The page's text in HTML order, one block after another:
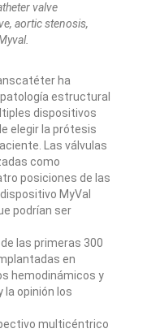
valve
aortic stenosis,
ha
estructural
dispositivos
elegir la prótesis
Las válvulas
como
posiciones de las
MyVal
podrían ser
las primeras 300
en
hemodinámicos y
la opinión los
multicéntrico